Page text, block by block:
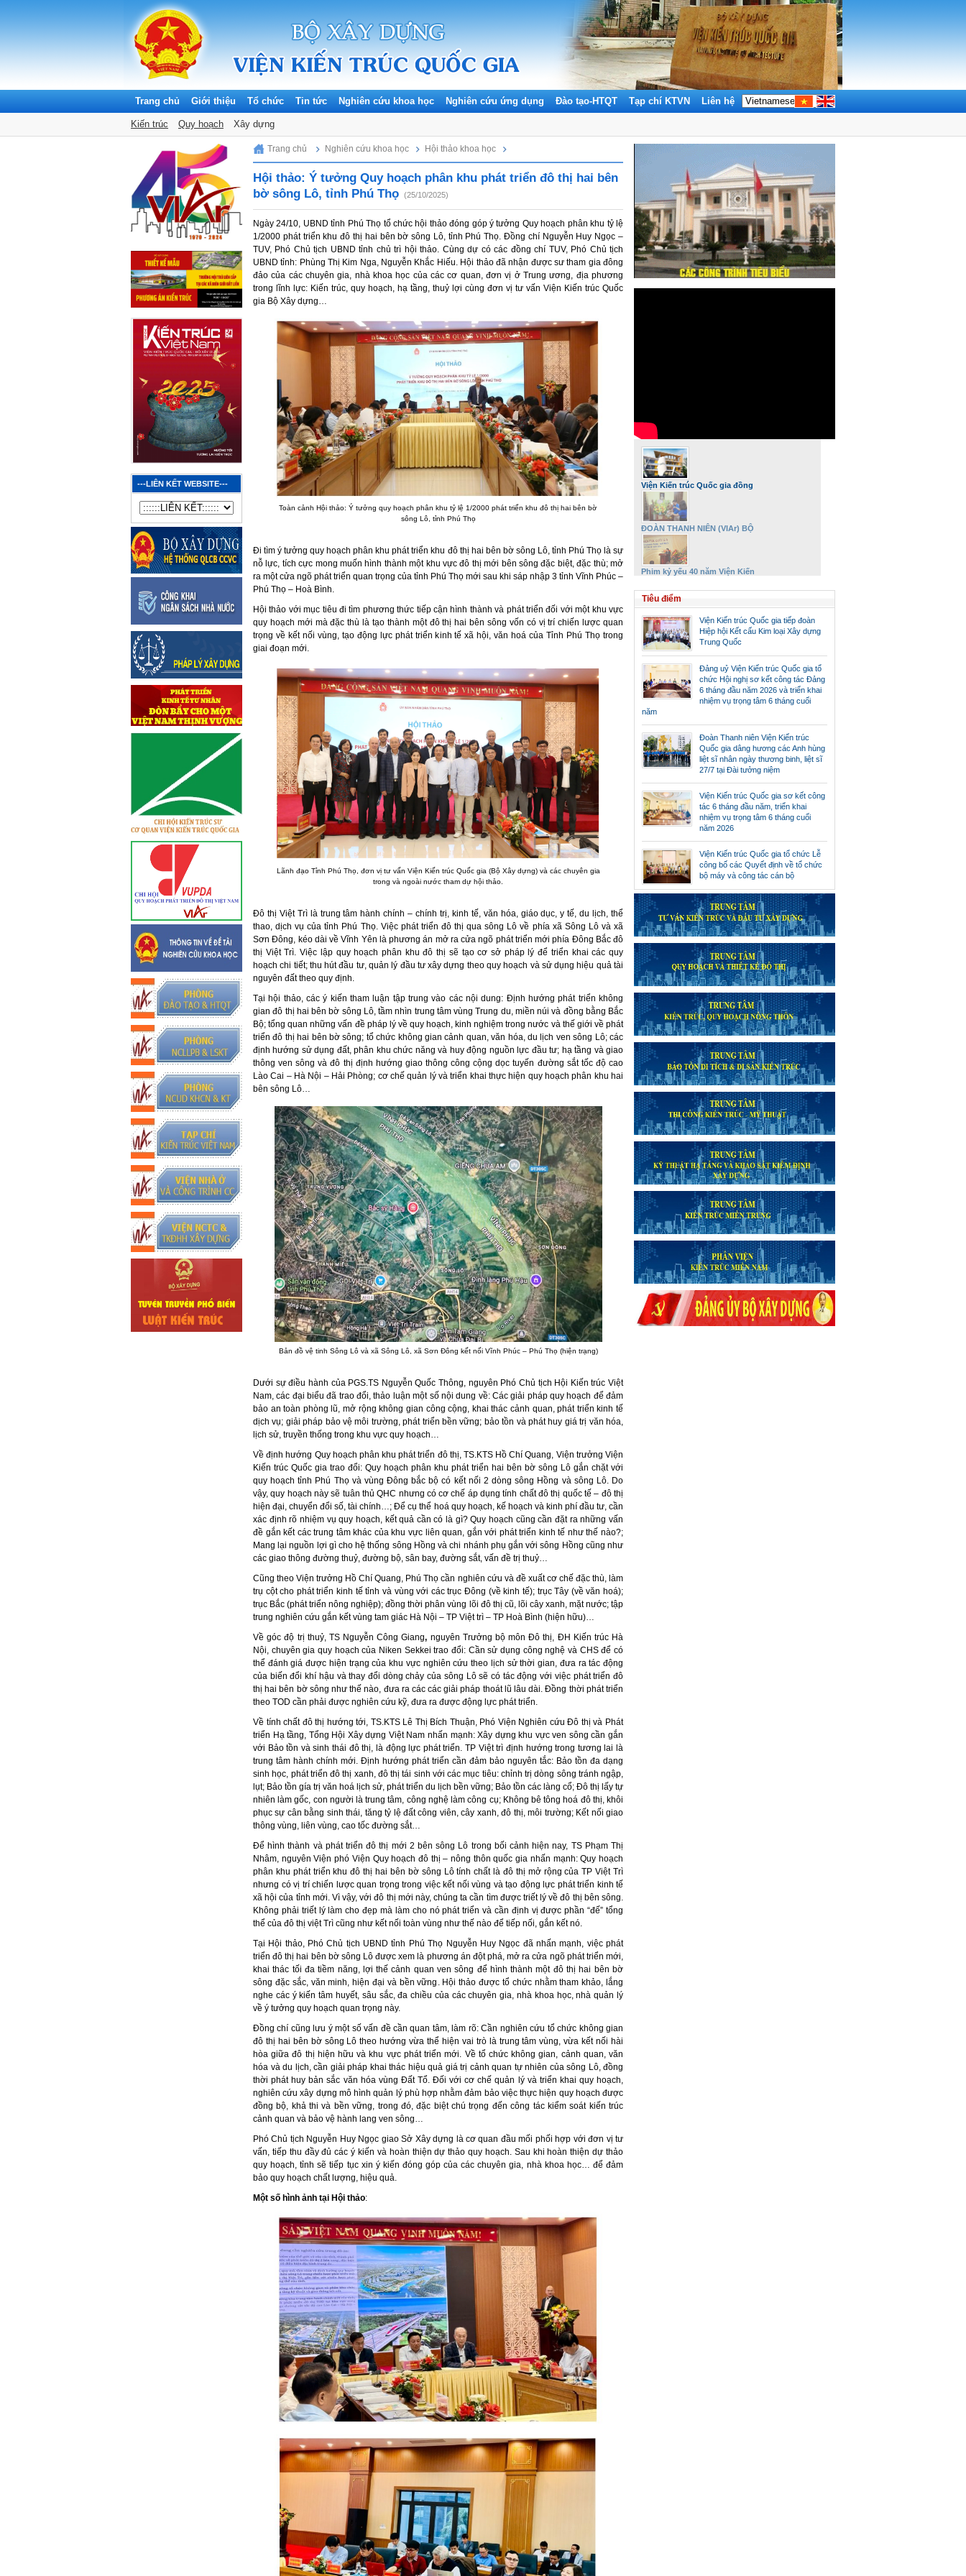
Trang chủ Giới thiệu Tổ chức Tin tức
Thông báo Tuyển dụng Tin hoạt động KHCN
Nghiên cứu khoa học
Hội thảo khoa học Đề tài khoa học
Nghiên cứu ứng dụng
Kiến trúc Quy hoạch Xây dựng
Đào tạo-HTQT Tạp chí KTVN Liên hệ
Sunday, 09/08/2026
---LIÊN KẾT WEBSITE---
Trang chủ Nghiên cứu khoa học Hội thảo khoa học
Hội thảo: Ý tưởng Quy hoạch phân khu phát triển đô thị hai bên
bờ sông Lô, tỉnh Phú Thọ (25/10/2025)
Ngày 24/10, UBND tỉnh Phú Thọ tổ chức hội thảo đóng góp ý tưởng Quy hoạch phân khu tỷ lệ
1/2000 phát triển khu đô thị hai bên bờ sông Lô, tỉnh Phú Thọ. Đồng chí Nguyễn Huy Ngọc –
TUV, Phó Chủ tịch UBND tỉnh chủ trì hội thảo. Cùng dự có các đồng chí TUV, Phó Chủ tịch
UBND tỉnh: Phùng Thị Kim Nga, Nguyễn Khắc Hiếu. Hội thảo đã nhận được sư tham gia đông
đảo của các chuyên gia, nhà khoa học của các cơ quan, đơn vị ở Trung ương, địa phương
trong lĩnh lực: Kiến trúc, quy hoạch, hạ tầng, thuỷ lợi cùng đơn vị tư vấn Viện Kiến trúc Quốc
gia Bộ Xây dựng…
Toàn cảnh Hội thảo: Ý tưởng quy hoạch phân khu tỷ lệ 1/2000 phát triển khu đô thị hai bên bờ
sông Lô, tỉnh Phú Thọ
Đi tìm ý tưởng quy hoạch phân khu phát triển khu đô thị hai bên bờ sông Lô, tỉnh Phú Thọ là sự
nỗ lực, tích cực mong muốn hình thành một khu vực đô thị mới bên sông đặc biệt, đặc thù; mở
ra một cửa ngõ phát triển quan trọng của tỉnh Phú Thọ mới sau khi sáp nhập 3 tỉnh Vĩnh Phúc –
Phú Thọ – Hoà Bình.
Hội thảo với mục tiêu đi tìm phương thức tiếp cận hình thành và phát triển đối với một khu vực
quy hoạch mới mà đặc thù là tạo thành một đô thị hai bên sông vốn có vị trí chiến lược quan
trọng về kết nối vùng, tạo động lực phát triển kinh tế xã hội, văn hoá của Tỉnh Phú Thọ trong
giai đoạn mới.
Lãnh đạo Tỉnh Phú Thọ, đơn vị tư vấn Viện Kiến trúc Quốc gia (Bộ Xây dựng) và các chuyên gia
trong và ngoài nước tham dự hội thảo.
Đô thị Việt Trì là trung tâm hành chính – chính trị, kinh tế, văn hóa, giáo dục, y tế, du lịch, thể
thao, dịch vụ của tỉnh Phú Thọ. Việc phát triển đô thị qua sông Lô về phía xã Sông Lô và xã
Sơn Đông, kéo dài về Vĩnh Yên là phương án mở ra cửa ngõ phát triển mới phía Đông Bắc đô
thị Việt Trì. Việc lập quy hoạch phân khu đô thị sẽ tạo cơ sở pháp lý để triển khai các quy
hoạch chi tiết; thu hút đầu tư, quản lý đầu tư xây dựng theo quy hoạch và sử dụng hiệu quả tài
nguyên đất theo quy định.
Tại hội thảo, các ý kiến tham luận tập trung vào các nội dung: Định hướng phát triển không
gian đô thị hai bên bờ sông Lô, tầm nhìn trung tâm vùng Trung du, miền núi và đồng bằng Bắc
Bộ; tổng quan những vấn đề pháp lý về quy hoạch, kinh nghiệm trong nước và thế giới về phát
triển đô thị hai bên bờ sông; tổ chức không gian cảnh quan, văn hóa, du lịch ven sông Lô; các
định hướng sử dụng đất, phân khu chức năng và huy động nguồn lực đầu tư; hạ tầng và giao
thông ven sông và đô thị định hướng giao thông công cộng dọc tuyến đường sắt tốc độ cao
Lào Cai – Hà Nội – Hải Phòng; cơ chế quản lý và triển khai thực hiện quy hoạch phân khu hai
bên sông Lô…
Bản đồ vệ tinh Sông Lô và xã Sông Lô, xã Sơn Đông kết nối Vĩnh Phúc – Phú Thọ (hiện trạng)
Dưới sự điều hành của PGS.TS Nguyễn Quốc Thông, nguyên Phó Chủ tịch Hội Kiến trúc Việt
Nam, các đại biểu đã trao đổi, thảo luận một số nội dung về: Các giải pháp quy hoạch để đảm
bảo an toàn phòng lũ, mở rộng không gian công cộng, khai thác cảnh quan, phát triển kinh tế
dịch vụ; giải pháp bảo vệ môi trường, phát triển bền vững; bảo tồn và phát huy giá trị văn hóa,
lịch sử, truyền thống trong khu vực quy hoạch…
Về định hướng Quy hoạch phân khu phát triển đô thị, TS.KTS Hồ Chí Quang, Viện trưởng Viện
Kiến trúc Quốc gia trao đổi: Quy hoạch phân khu phát triển hai bên bờ sông Lô gắn chặt với
quy hoạch tỉnh Phú Thọ và vùng Đông bắc bộ có kết nối 2 dòng sông Hồng và sông Lô. Do
vậy, quy hoạch này sẽ tuân thủ QHC nhưng có cơ chế áp dụng tính chất đô thị quốc tế – đô thị
hiện đại, chuyển đổi số, tài chính…; Để cụ thể hoá quy hoạch, kế hoạch và kinh phí đầu tư, cần
xác định rõ nhiệm vụ quy hoạch, kết quả cần có là gì? Quy hoạch cũng cần đặt ra những vấn
đề gắn kết các trung tâm khác của khu vực liên quan, gắn với phát triển kinh tế như thế nào?;
Mang lại nguồn lợi gì cho hệ thống sông Hồng và chi nhánh phụ gắn với sông Hồng cũng như
các giao thông đường thuỷ, đường bộ, sân bay, đường sắt, vấn đề trị thuỷ…
Cũng theo Viện trưởng Hồ Chí Quang, Phú Thọ cần nghiên cứu và đề xuất cơ chế đặc thù, làm
trụ cột cho phát triển kinh tế tỉnh và vùng với các trục Đông (về kinh tế); trục Tây (về văn hoá);
trục Bắc (phát triển nông nghiệp); đồng thời phân vùng lõi đô thị cũ, lõi cây xanh, mặt nước; tập
trung nghiên cứu gắn kết vùng tam giác Hà Nội – TP Việt trì – TP Hoà Bình (hiện hữu)…
Về góc độ trị thuỷ, TS Nguyễn Công Giang, nguyên Trưởng bộ môn Đô thị, ĐH Kiến trúc Hà
Nội, chuyên gia quy hoạch của Niken Sekkei trao đổi: Cần sử dụng công nghệ và CHS để có
thể đánh giá được hiện trạng của khu vực nghiên cứu theo lịch sử thời gian, đưa ra tác động
của biến đổi khí hậu và thay đổi dòng chảy của sông Lô sẽ có tác động với việc phát triển đô
thị hai bên bờ sông như thế nào, đưa ra các các giải pháp thoát lũ lâu dài. Đồng thời phát triển
theo TOD cần phải được nghiên cứu kỹ, đưa ra được động lực phát triển.
Về tính chất đô thị hướng tới, TS.KTS Lê Thị Bích Thuận, Phó Viện Nghiên cứu Đô thị và Phát
triển Hạ tầng, Tổng Hội Xây dựng Việt Nam nhấn mạnh: Xây dựng khu vực ven sông cần gắn
với Bảo tồn và sinh thái đô thị, là động lực phát triển. TP Việt trì định hướng trong tương lai là
trung tâm hành chính mới. Định hướng phát triển cần đảm bảo nguyên tắc: Bảo tồn đa dạng
sinh học, phát triển đô thị xanh, đô thị tái sinh với các mục tiêu: chỉnh trị dòng sông tránh ngập,
lụt; Bảo tồn gía trị văn hoá lịch sử, phát triển du lịch bền vững; Bảo tồn các làng cổ; Đô thị lấy tự
nhiên làm gốc, con người là trung tâm, công nghệ làm công cụ; Không bê tông hoá đô thị, khôi
phục sự cân bằng sinh thái, tăng tỷ lệ đất công viên, cây xanh, đô thị, môi trường; Kết nối giao
thông vùng, liên vùng, cao tốc đường sắt…
Để hình thành và phát triển đô thị mới 2 bên sông Lô trong bối cảnh hiện nay, TS Phạm Thị
Nhâm, nguyên Viện phó Viện Quy hoạch đô thị – nông thôn quốc gia nhấn mạnh: Quy hoạch
phân khu phát triển khu đô thị hai bên bờ sông Lô tính chất là đô thị mở rộng của TP Việt Trì
nhưng có vị trí chiến lược quan trọng trong việc kết nối vùng và tạo động lực phát triển kinh tế
xã hội của tỉnh mới. Vì vậy, với đô thị mới này, chúng ta cần tìm được triết lý về đô thị bên sông.
Không phải triết lý làm cho đẹp mà làm cho nó phát triển và cần định vị được phần “đế” tổng
thể của đô thị việt Trì cũng như kết nối toàn vùng như thế nào để tiếp nối, gắn kết nó.
Tại Hội thảo, Phó Chủ tịch UBND tỉnh Phú Thọ Nguyễn Huy Ngọc đã nhấn mạnh, việc phát
triển đô thị hai bên bờ sông Lô được xem là phương án đột phá, mở ra cửa ngõ phát triển mới,
khai thác tối đa tiềm năng, lợi thế cảnh quan ven sông để hình thành một đô thị hai bên bờ
sông đặc sắc, văn minh, hiện đại và bền vững. Hội thảo được tổ chức nhằm tham khảo, lắng
nghe các ý kiến tâm huyết, sâu sắc, đa chiều của các chuyên gia, nhà khoa học, nhà quản lý
về ý tưởng quy hoạch quan trọng này.
Đồng chí cũng lưu ý một số vấn đề cần quan tâm, làm rõ: Cần nghiên cứu tổ chức không gian
đô thị hai bên bờ sông Lô theo hướng vừa thể hiện vai trò là trung tâm vùng, vừa kết nối hài
hòa giữa đô thị hiện hữu và khu vực phát triển mới. Về tổ chức không gian, cảnh quan, văn
hóa và du lịch, cần giải pháp khai thác hiệu quả giá trị cảnh quan tự nhiên của sông Lô, đồng
thời phát huy bản sắc văn hóa vùng Đất Tổ. Đối với cơ chế quản lý và triển khai quy hoạch,
nghiên cứu xây dựng mô hình quản lý phù hợp nhằm đảm bảo việc thực hiện quy hoạch được
đồng bộ, khả thi và bền vững, trong đó, đặc biệt chú trọng đến công tác kiểm soát kiến trúc
cảnh quan và bảo vệ hành lang ven sông…
Phó Chủ tịch Nguyễn Huy Ngọc giao Sở Xây dựng là cơ quan đầu mối phối hợp với đơn vị tư
vấn, tiếp thu đầy đủ các ý kiến và hoàn thiện dự thảo quy hoạch. Sau khi hoàn thiện dự thảo
quy hoạch, tỉnh sẽ tiếp tục xin ý kiến đóng góp của các chuyên gia, nhà khoa học… để đảm
bảo quy hoạch chất lượng, hiệu quả.
Một số hình ảnh tại Hội thảo:
Viện Kiến trúc Quốc gia đồng
hành và phát triển
ĐOÀN THANH NIÊN (VIAr) BỘ
XÂY DỰNG DÂNG HƯƠNG VÀ TRI
ÂN ĐẠI TƯỚNG VÕ NGUYÊN
GIÁP NHÂN DỊP 27/7
Phim kỷ yếu 40 năm Viện Kiến
Tiêu điểm
Viện Kiến trúc Quốc gia tiếp đoàn
Hiệp hội Kết cấu Kim loại Xây dựng
Trung Quốc
Đảng uỷ Viện Kiến trúc Quốc gia tổ
chức Hội nghị sơ kết công tác Đảng
6 tháng đầu năm 2026 và triển khai
nhiệm vụ trọng tâm 6 tháng cuối
năm
Đoàn Thanh niên Viện Kiến trúc
Quốc gia dâng hương các Anh hùng
liệt sĩ nhân ngày thương binh, liệt sĩ
27/7 tại Đài tưởng niệm
Viện Kiến trúc Quốc gia sơ kết công
tác 6 tháng đầu năm, triển khai
nhiệm vụ trọng tâm 6 tháng cuối
năm 2026
Viện Kiến trúc Quốc gia tổ chức Lễ
công bố các Quyết định về tổ chức
bộ máy và công tác cán bộ